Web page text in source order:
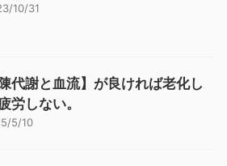
10/31
陳代謝と血流】が良ければ老化し
労しない。
5/10